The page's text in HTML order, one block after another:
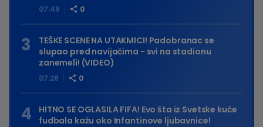
07:48 0
07:28 0
TEŠKE SCENE NA UTAKMICI! Padobranac se
slupao pred navijačima - svi na stadionu
zanemeli! (VIDEO)
HITNO SE OGLASILA FIFA! Evo šta iz Svetske kuće
fudbala kažu oko Infantinove ljubavnice!